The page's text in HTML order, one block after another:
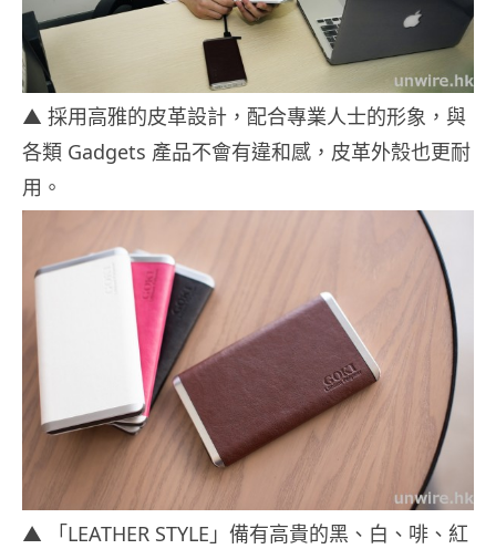
▲ 採用高雅的皮革設計，配合專業人士的形象，與
各類 Gadgets 產品不會有違和感，皮革外殼也更耐
用。
▲ 「LEATHER STYLE」備有高貴的黑、白、啡、紅